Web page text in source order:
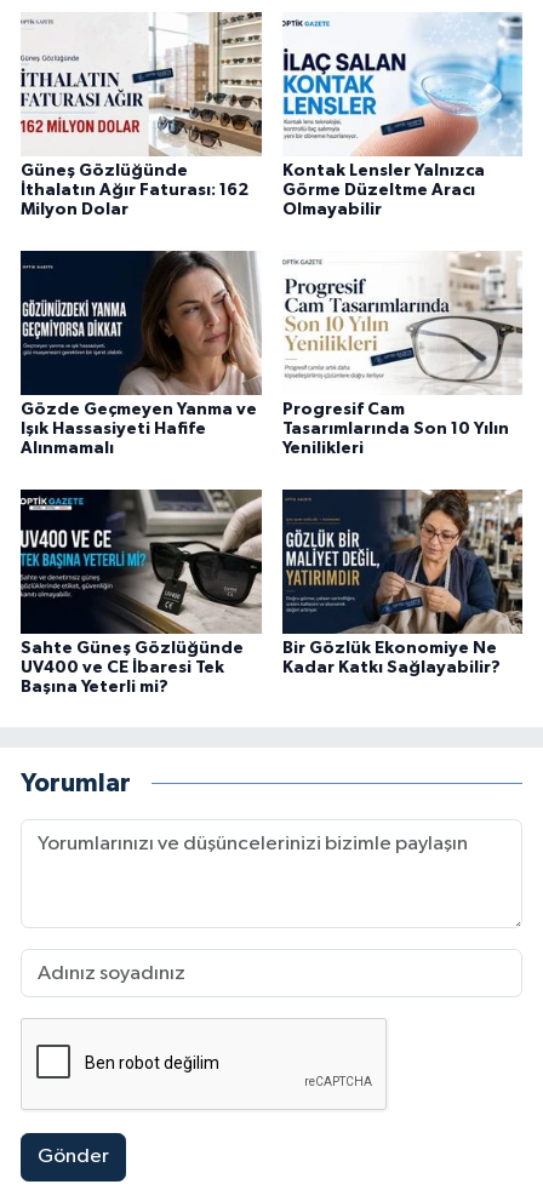
Güneş Gözlüğünde
İthalatın Ağır Faturası: 162
Milyon Dolar
Kontak Lensler Yalnızca
Görme Düzeltme Aracı
Olmayabilir
Gözde Geçmeyen Yanma ve
Işık Hassasiyeti Hafife
Alınmamalı
Progresif Cam
Tasarımlarında Son 10 Yılın
Yenilikleri
Sahte Güneş Gözlüğünde
UV400 ve CE İbaresi Tek
Başına Yeterli mi?
Bir Gözlük Ekonomiye Ne
Kadar Katkı Sağlayabilir?
Yorumlar
Gönder